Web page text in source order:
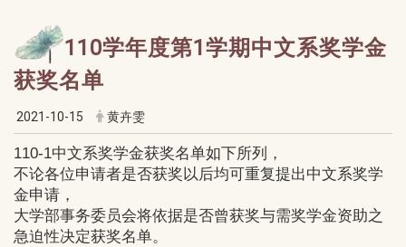
110学年度第1学期中文系奖学金
获奖名单
2021-10-15 黄卉雯
110-1中文系奖学金获奖名单如下所列，
不论各位申请者是否获奖以后均可重复提出中文系奖学
金申请，
大学部事务委员会将依据是否曾获奖与需奖学金资助之
急迫性决定获奖名单。